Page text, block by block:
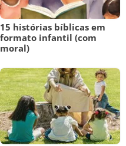
15 histórias bíblicas em
formato infantil (com
moral)